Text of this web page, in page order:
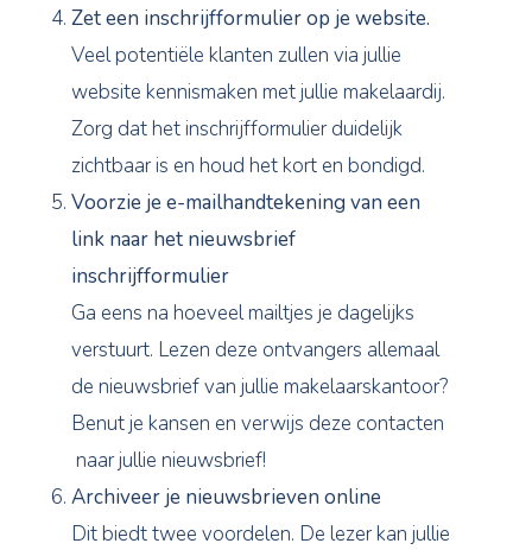
Zet een inschrijfformulier op je website.
Veel potentiële klanten zullen via jullie
website kennismaken met jullie makelaardij.
Zorg dat het inschrijfformulier duidelijk
zichtbaar is en houd het kort en bondigd.
Voorzie je e-mailhandtekening van een
link naar het nieuwsbrief
inschrijfformulier
Ga eens na hoeveel mailtjes je dagelijks
verstuurt. Lezen deze ontvangers allemaal
de nieuwsbrief van jullie makelaarskantoor?
Benut je kansen en verwijs deze contacten
naar jullie nieuwsbrief!
Archiveer je nieuwsbrieven online
Dit biedt twee voordelen. De lezer kan jullie